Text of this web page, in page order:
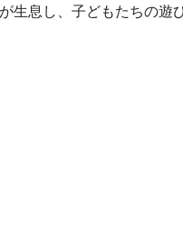
生息し、子どもたちの遊